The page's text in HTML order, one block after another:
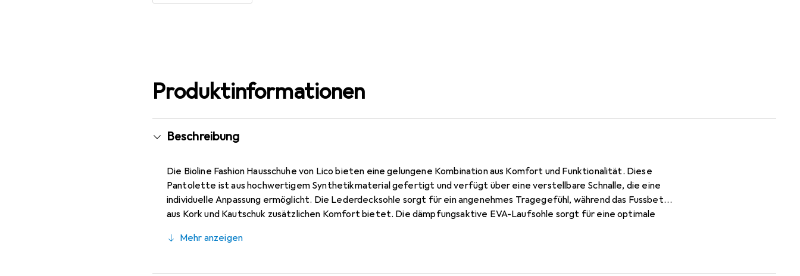
Produktinformationen
Beschreibung
Die Bioline Fashion Hausschuhe von Lico bieten eine gelungene Kombination aus Komfort und Funktionalität. Diese
Pantolette ist aus hochwertigem Synthetikmaterial gefertigt und verfügt über eine verstellbare Schnalle, die eine
individuelle Anpassung ermöglicht. Die Lederdecksohle sorgt für ein angenehmes Tragegefühl, während das Fussbett
aus Kork und Kautschuk zusätzlichen Komfort bietet. Die dämpfungsaktive EVA-Laufsohle sorgt für eine optimale
bieten sowohl im Innen- als auch im Aussenbereich eine bequeme Lösung für entspannte Stunden.
Mehr anzeigen